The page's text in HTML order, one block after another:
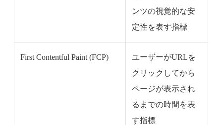
ンツの視覚的な安
定性を表す指標
First Contentful Paint (FCP)
ユーザーがURLを
クリックしてから
ページが表示され
るまでの時間を表
す指標